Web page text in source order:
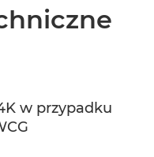
w przypadku